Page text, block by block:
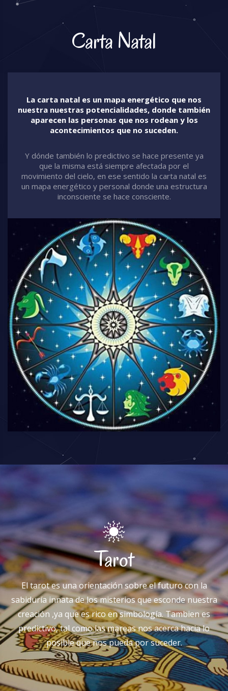
Carta Natal
La carta natal es un mapa energético que nos
nuestra nuestras potencialidades, donde también
aparecen las personas que nos rodean y los
acontecimientos que no suceden.
Y dónde también lo predictivo se hace presente ya
que la misma está siempre afectada por el
movimiento del cielo, en ese sentido la carta natal es
un mapa energético y personal donde una estructura
inconsciente se hace consciente.
Tarot
El tarot es una orientación sobre el futuro con la
sabiduría innata de los misterios que esconde nuestra
creación ,ya que es rico en simbología. Tambien es
predictivo, tal como las mareas nos acerca hacia lo
posible que nos pueda por suceder.